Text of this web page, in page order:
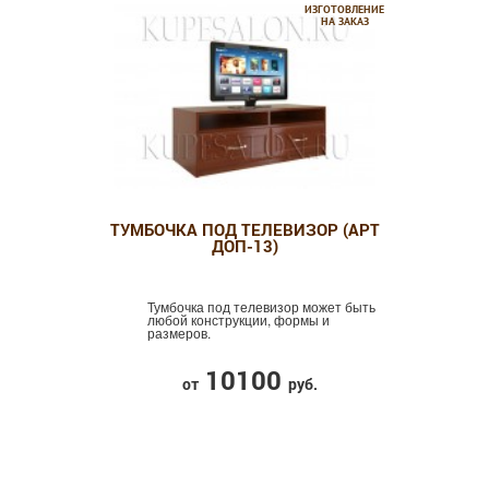
ИЗГОТОВЛЕНИЕ
НА ЗАКАЗ
ТУМБОЧКА ПОД ТЕЛЕВИЗОР (АРТ
ДОП-13)
Тумбочка под телевизор может быть
любой конструкции, формы и
размеров.
от 10100 руб.